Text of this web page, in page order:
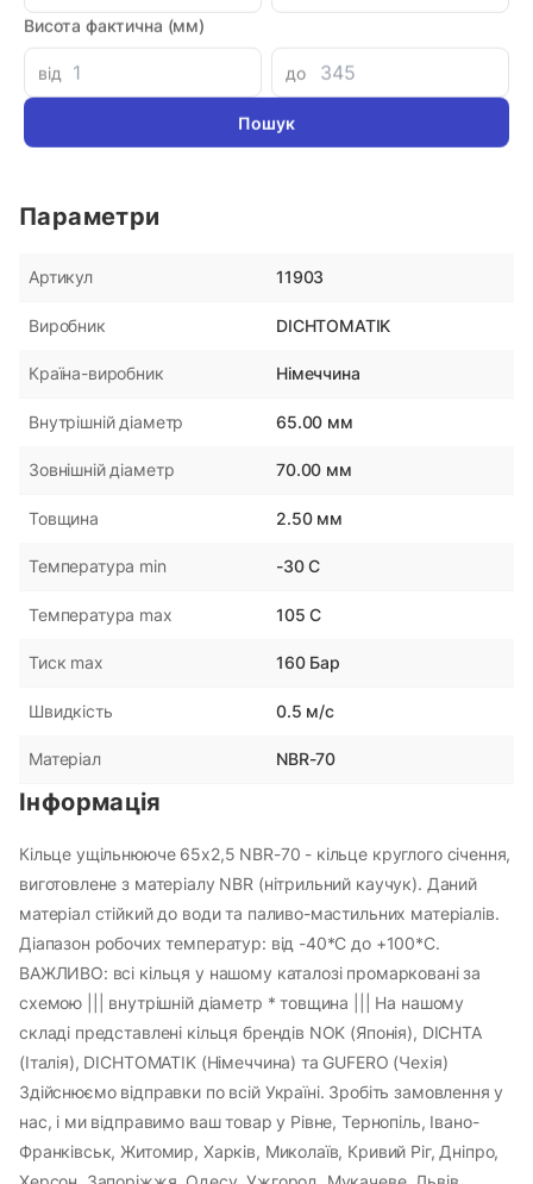
Висота фактична (мм)
від до
180
Параметри
Артикул 11903
Виробник DICHTOMATIK
Країна-виробник Німеччина
Внутрішній діаметр 65.00 мм
Зовнішній діаметр 70.00 мм
Товщина 2.50 мм
Температура min -30 С
Температура max 105 С
Тиск max 160 Бар
Швидкість 0.5 м/с
Матеріал NBR-70
Інформація
Кільце ущільнююче 65х2,5 NBR-70 - кільце круглого січення,
виготовлене з матеріалу NBR (нітрильний каучук). Даний
матеріал стійкий до води та паливо-мастильних матеріалів.
Діапазон робочих температур: від -40*С до +100*С.
ВАЖЛИВО: всі кільця у нашому каталозі промарковані за
схемою ||| внутрішній діаметр * товщина ||| На нашому
складі представлені кільця брендів NOK (Японія), DICHTA
(Італія), DICHTOMATIK (Німеччина) та GUFERO (Чехія)
Здійснюємо відправки по всій Україні. Зробіть замовлення у
нас, і ми відправимо ваш товар у Рівне, Тернопіль, Івано-
Франківськ, Житомир, Харків, Миколаїв, Кривий Ріг, Дніпро,